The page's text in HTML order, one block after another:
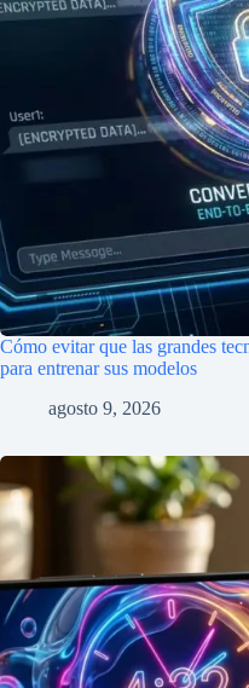
Cómo evitar que las grandes
para entrenar sus modelos
agosto 9, 2026